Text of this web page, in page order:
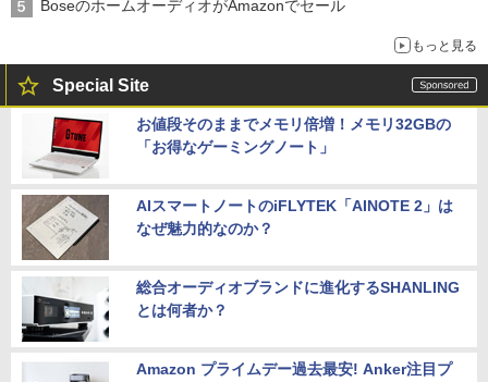
BoseのホームオーディオがAmazonでセール
もっと見る
Special Site
お値段そのままでメモリ倍増！メモリ32GBの
「お得なゲーミングノート」
AIスマートノートのiFLYTEK「AINOTE 2」は
なぜ魅力的なのか？
総合オーディオブランドに進化するSHANLING
とは何者か？
Amazon プライムデー過去最安! Anker注目プ